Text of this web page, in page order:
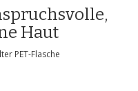
Haut
PET-Flasche